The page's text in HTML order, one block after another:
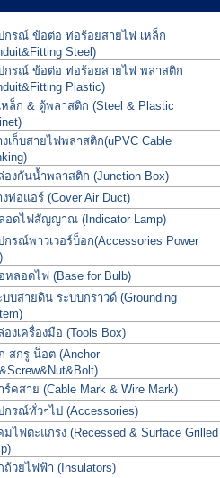
กรณ์ ข้อต่อ ท่อร้อยสายไฟ เหล็ก
Steel)
กรณ์ ข้อต่อ ท่อร้อยสายไฟ พลาสติก
Plastic)
หล็ก & ตู้พลาสติก (Steel & Plastic
งเก็บสายไฟพลาสติก(uPVC Cable
องกันน้ำพลาสติก (Junction Box)
งท่อแอร์ (Cover Air Duct)
อดไฟสัญญาณ (Indicator Lamp)
กรณ์พาวเวอร์บ็อก(Accessories Power
หลอดไฟ (Base for Bulb)
บบสายดิน ระบบกราวด์ (Grounding
องเครื่องมือ (Tools Box)
สกรู น็อต (Anchor
ร์คสาย (Cable Mark & Wire Mark)
กรณ์ทั่วๆไป (Accessories)
มไฟตะแกรง (Recessed & Surface Grilled
ถ้วยไฟฟ้า (Insulators)